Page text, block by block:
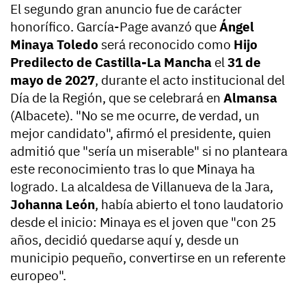
El segundo gran anuncio fue de carácter
honorífico. García-Page avanzó queÁngel
Minaya Toledo será reconocido como Hijo
Predilecto de Castilla-La Mancha el31 de
mayo de 2027, durante el acto institucional del
Día de la Región, que se celebrará en Almansa
(Albacete). "No se me ocurre, de verdad, un
mejor candidato", afirmó el presidente, quien
admitió que "sería un miserable" si no planteara
este reconocimiento tras lo que Minaya ha
logrado. La alcaldesa de Villanueva de la Jara,
Johanna León, había abierto el tono laudatorio
desde el inicio: Minaya es el joven que "con 25
años, decidió quedarse aquí y, desde un
municipio pequeño, convertirse en un referente
europeo".